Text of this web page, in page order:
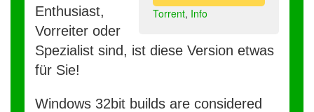
Torrent, Info
Enthusiast,
Vorreiter oder
Spezialist sind, ist diese Version etwas
für Sie!
Windows 32bit builds are considered